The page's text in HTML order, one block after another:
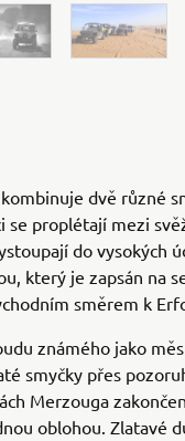
kombinuje dvě různé
se proplétají mezi
do vysokých
který je zapsán na
směrem k
známého jako
smyčky přes
Merzouga
oblohou. Zlatavé